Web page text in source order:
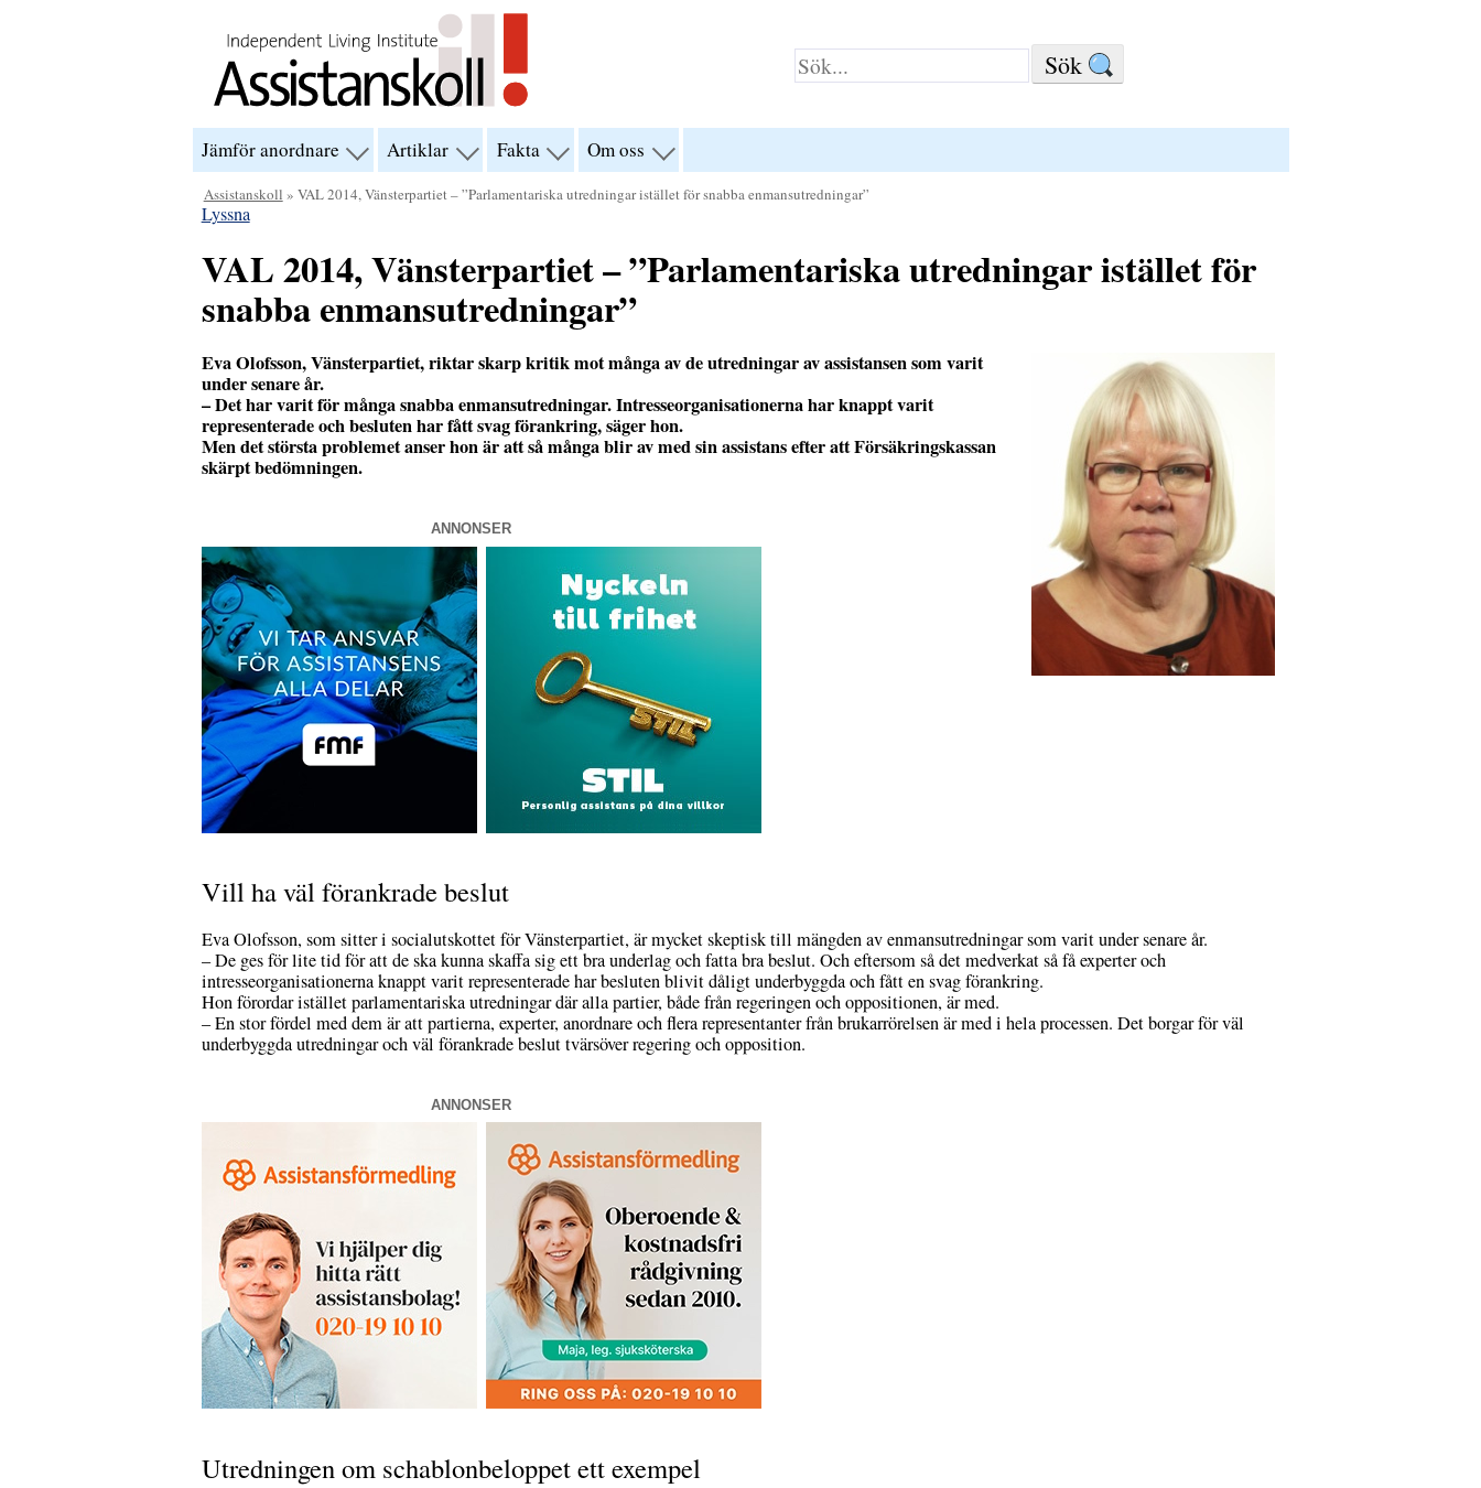
Jämför anordnare
visa
menyn
för
Artiklar visa
menyn
för
Fakta visa
menyn
för
Om oss
visa
menyn
för
Assistanskoll » VAL 2014, Vänsterpartiet – ”Parlamentariska utredningar istället för snabba enmansutredningar”
Lyssna
VAL 2014, Vänsterpartiet – ”Parlamentariska utredningar istället för
snabba enmansutredningar”
Eva Olofsson, Vänsterpartiet, riktar skarp kritik mot många av de utredningar av assistansen som varit
under senare år.
– Det har varit för många snabba enmansutredningar. Intresseorganisationerna har knappt varit
representerade och besluten har fått svag förankring, säger hon.
Men det största problemet anser hon är att så många blir av med sin assistans efter att Försäkringskassan
skärpt bedömningen.
ANNONSER
Vill ha väl förankrade beslut
Eva Olofsson, som sitter i socialutskottet för Vänsterpartiet, är mycket skeptisk till mängden av enmansutredningar som varit under senare år.
– De ges för lite tid för att de ska kunna skaffa sig ett bra underlag och fatta bra beslut. Och eftersom så det medverkat så få experter och
intresseorganisationerna knappt varit representerade har besluten blivit dåligt underbyggda och fått en svag förankring.
Hon förordar istället parlamentariska utredningar där alla partier, både från regeringen och oppositionen, är med.
– En stor fördel med dem är att partierna, experter, anordnare och flera representanter från brukarrörelsen är med i hela processen. Det borgar för väl
underbyggda utredningar och väl förankrade beslut tvärsöver regering och opposition.
ANNONSER
Utredningen om schablonbeloppet ett exempel